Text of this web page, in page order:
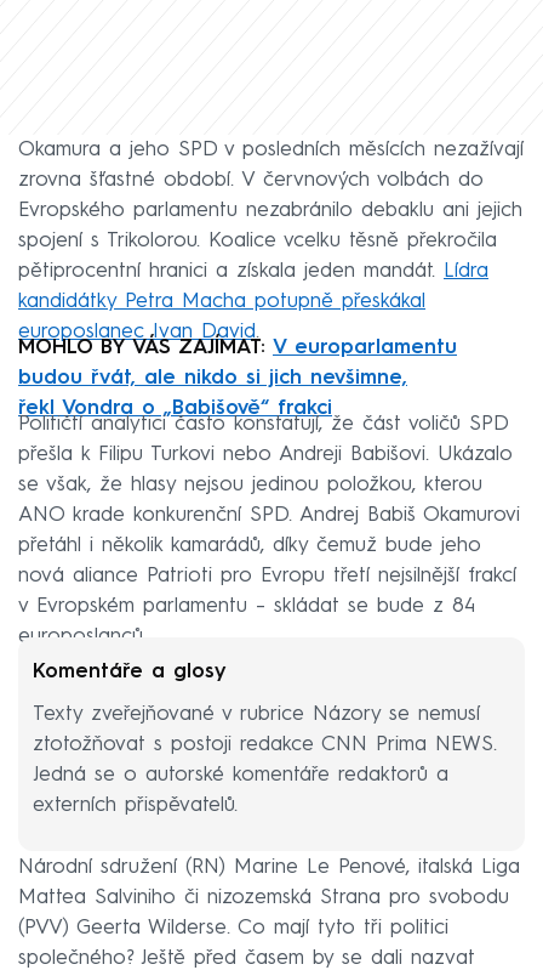
Okamura a jeho SPD v posledních měsících nezažívají
zrovna šťastné období. V červnových volbách do
Evropského parlamentu nezabránilo debaklu ani jejich
spojení s Trikolorou. Koalice vcelku těsně překročila
pětiprocentní hranici a získala jeden mandát. Lídra
kandidátky Petra Macha potupně přeskákal
europoslanec Ivan David.
MOHLO BY VÁS ZAJÍMAT: V europarlamentu
budou řvát, ale nikdo si jich nevšimne,
řekl Vondra o „Babišově“ frakci
Političtí analytici často konstatují, že část voličů SPD
přešla k Filipu Turkovi nebo Andreji Babišovi. Ukázalo
se však, že hlasy nejsou jedinou položkou, kterou
ANO krade konkurenční SPD. Andrej Babiš Okamurovi
přetáhl i několik kamarádů, díky čemuž bude jeho
nová aliance Patrioti pro Evropu třetí nejsilnější frakcí
v Evropském parlamentu – skládat se bude z 84
europoslanců.
Komentáře a glosy
Texty zveřejňované v rubrice Názory se nemusí
ztotožňovat s postoji redakce CNN Prima NEWS.
Jedná se o autorské komentáře redaktorů a
externích přispěvatelů.
Národní sdružení (RN) Marine Le Penové, italská Liga
Mattea Salviniho či nizozemská Strana pro svobodu
(PVV) Geerta Wilderse. Co mají tyto tři politici
společného? Ještě před časem by se dali nazvat